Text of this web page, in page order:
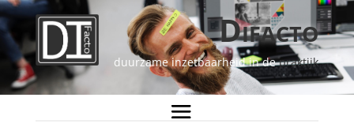
Difacto
duurzame inzetbaarheid in de praktijk